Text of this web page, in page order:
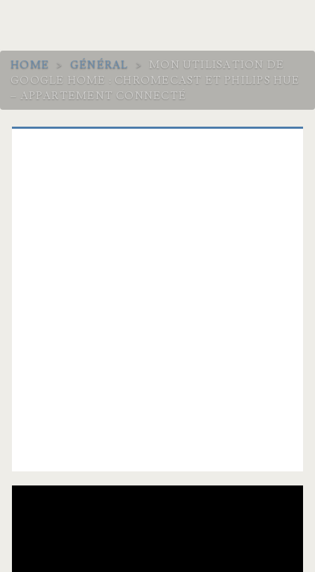
HOME > GÉNÉRAL >
MON UTILISATION DE
GOOGLE HOME : CHROMECAST ET PHILIPS HUE
– APPARTEMENT CONNECTÉ